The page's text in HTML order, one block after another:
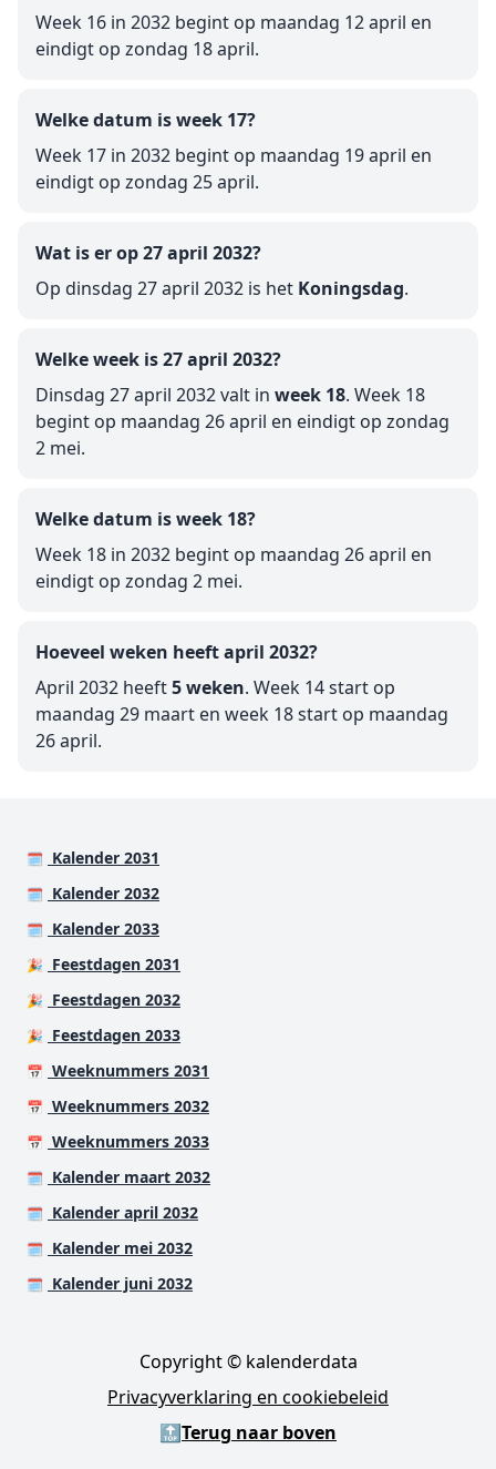
Week 16 in 2032 begint op maandag 12 april en
eindigt op zondag 18 april.
Welke datum is week 17?
Week 17 in 2032 begint op maandag 19 april en
eindigt op zondag 25 april.
Wat is er op 27 april 2032?
Op dinsdag 27 april 2032 is het Koningsdag.
Welke week is 27 april 2032?
Dinsdag 27 april 2032 valt in week 18. Week 18
begint op maandag 26 april en eindigt op zondag
2 mei.
Welke datum is week 18?
Week 18 in 2032 begint op maandag 26 april en
eindigt op zondag 2 mei.
Hoeveel weken heeft april 2032?
April 2032 heeft5 weken. Week 14 start op
maandag 29 maart en week 18 start op maandag
26 april.
🗓️ Kalender 2031
🗓️ Kalender 2032
🗓️ Kalender 2033
🎉 Feestdagen 2031
🎉 Feestdagen 2032
🎉 Feestdagen 2033
📅 Weeknummers 2031
📅 Weeknummers 2032
📅 Weeknummers 2033
🗓️ Kalender maart 2032
🗓️ Kalender april 2032
🗓️ Kalender mei 2032
🗓️ Kalender juni 2032
Copyright © kalenderdata
Privacyverklaring en cookiebeleid
🔝Terug naar boven